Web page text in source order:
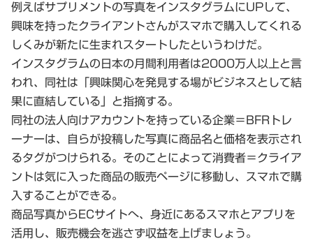
例えばサプリメントの写真をインスタグラムにUPして、
興味を持ったクライアントさんがスマホで購入してくれる
しくみが新たに生まれスタートしたというわけだ。
インスタグラムの日本の月間利用者は2000万人以上と言
われ、同社は「興味関心を発見する場がビジネスとして結
果に直結している」と指摘する。
同社の法人向けアカウントを持っている企業＝BFRトレ
ーナーは、自らが投稿した写真に商品名と価格を表示され
るタグがつけられる。そのことによって消費者＝クライア
ントは気に入った商品の販売ページに移動し、スマホで購
入することができる。
商品写真からECサイトへ、身近にあるスマホとアプリを
活用し、販売機会を逃さず収益を上げましょう。